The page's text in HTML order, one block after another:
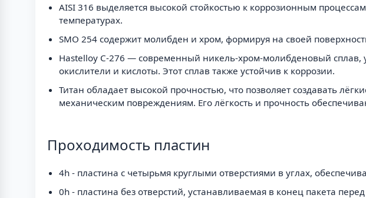
AISI 316 выделяется высокой стойкостью к коррозионным
температурах.
SMO 254 содержит молибден и хром, формируя на своей
Hastelloy C-276 — современный никель-хром-молибденовый
окислители и кислоты. Этот сплав также устойчив к коррозии.
Титан обладает высокой прочностью, что позволяет создавать
механическим повреждениям. Его лёгкость и прочность
Проходимость пластин
4h - пластина с четырьмя круглыми отверстиями в углах,
0h - пластина без отверстий, устанавливаемая в конец пакета